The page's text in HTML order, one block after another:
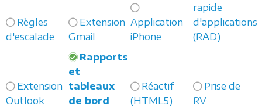
Règles
d'escalade
Extension
Gmail
Application
iPhone
rapide
d'applications
(RAD)
Extension
Outlook
Rapports
et
tableaux
de bord
Réactif
(HTML5)
Prise de
RV